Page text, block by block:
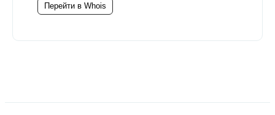
Перейти в Whois